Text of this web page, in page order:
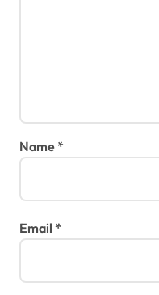
Name*
Email *